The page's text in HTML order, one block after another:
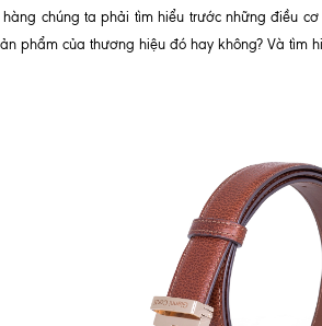
chúng ta phải tìm hiểu trước những điều
phẩm của thương hiệu đó hay không? Và tìm